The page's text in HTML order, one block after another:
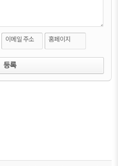
이메일 주소 홈페이지